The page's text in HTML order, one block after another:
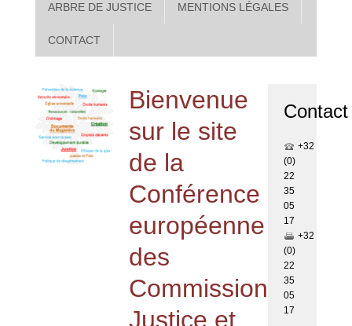
ARBRE DE JUSTICE MENTIONS LÉGALES
CONTACT
Bienvenue
sur le site
de la
Conférence
européenne
des
Commissions
Justice et
Contact
+32
(0)
22
35
05
17
+32
(0)
22
35
05
17